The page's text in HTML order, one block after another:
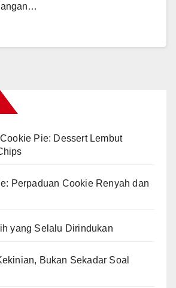
Pie: Dessert Lembut
Perpaduan Cookie Renyah dan
yang Selalu Dirindukan
Bukan Sekadar Soal